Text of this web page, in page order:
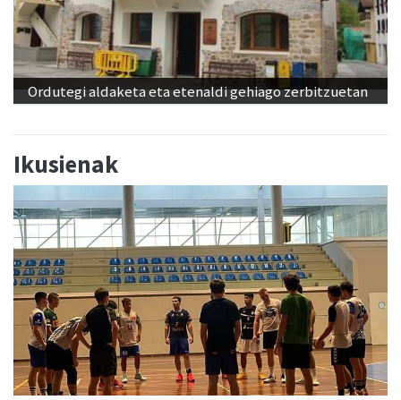
Ordutegi aldaketa eta etenaldi gehiago zerbitzuetan
Ikusienak